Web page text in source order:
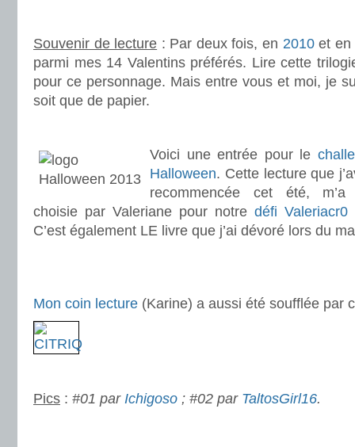
Souvenir de lecture : Par deux fois, en 2010et en
parmi mes 14 Valentins préférés. Lire cette
pour ce personnage. Mais entre vous et moi, je
soit que de papier.
Voici une entrée pour le
Halloween. Cette lecture que
recommencée cet été, m’a
choisie par Valeriane pour notre défi Valeriacr0
C’est également LE livre que j’ai dévoré lors du
Mon coin lecture (Karine) a aussi été soufflée par
Pics : #01 par Ichigoso ; #02 par TaltosGirl16.